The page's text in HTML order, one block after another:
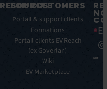
RESOURCES
Blog
Livres
Infographies
Brochures
FOR CUSTOMERS
Portail & support clients
Formations
Portail clients EV Reach
(ex Goverlan)
Wiki
EV Marketplace